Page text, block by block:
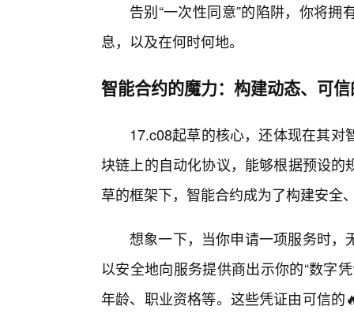
告别“一次性同意”的陷阱，你将
息，以及在何时何地。
智能合约的魔力：构建动态、可
17.c08起草的核心，还体现在其
块链上的自动化协议，能够根据预设
草的框架下，智能合约成为了构建安全
想象一下，当你申请一项服务时，
以安全地向服务提供商出示你的“数字
年龄、职业资格等。这些凭证由可信